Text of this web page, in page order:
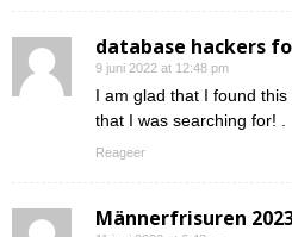
database hackers
9 juni 2022 at 12:48 pm
I am glad that I found
that I was searching for! .
Reageer
Männerfrisuren